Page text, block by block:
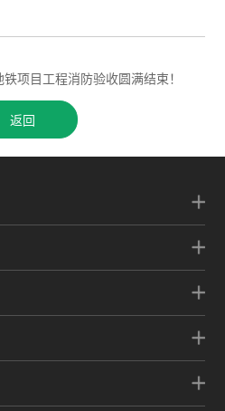
项目工程消防验收圆满结束！
返回